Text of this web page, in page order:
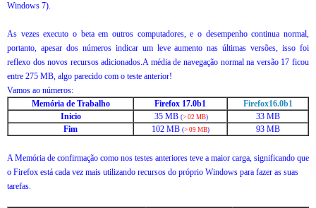
Windows 7).
As vezes executo o beta em outros computadores, e o desempenho continua normal,
portanto, apesar dos números indicar um leve aumento nas últimas versões, isso foi
reflexo dos novos recursos adicionados.A média de navegação normal na versão 17 ficou
entre 275 MB, algo parecido com o teste anterior!
Vamos ao números:
Memória de Trabalho
Firefox 17.0b1
Firefox16.0b1
Inicio
35 MB (> 02 MB)
33 MB
Fim
102 MB (> 09MB) 93 MB
A Memória de confirmação como nos testes anteriores teve a maior carga, significando que
o Firefox está cada vez mais utilizando recursos do próprio Windows para fazer as suas
tarefas.